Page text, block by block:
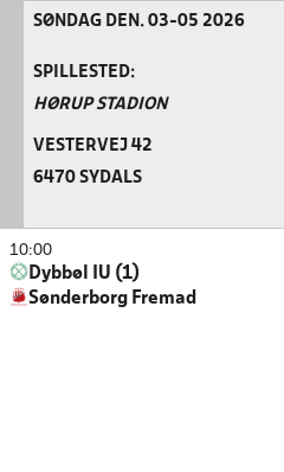
SØNDAG DEN. 03-05 2026
SPILLESTED:
HØRUP STADION
VESTERVEJ 42
6470 SYDALS
10:00
Dybbøl IU (1)
Sønderborg Fremad